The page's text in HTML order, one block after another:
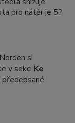
pro nátěr je 5?
si
v sekci Ke
předepsané